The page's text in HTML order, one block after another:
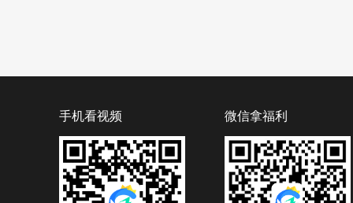
手机看视频 微信拿福利